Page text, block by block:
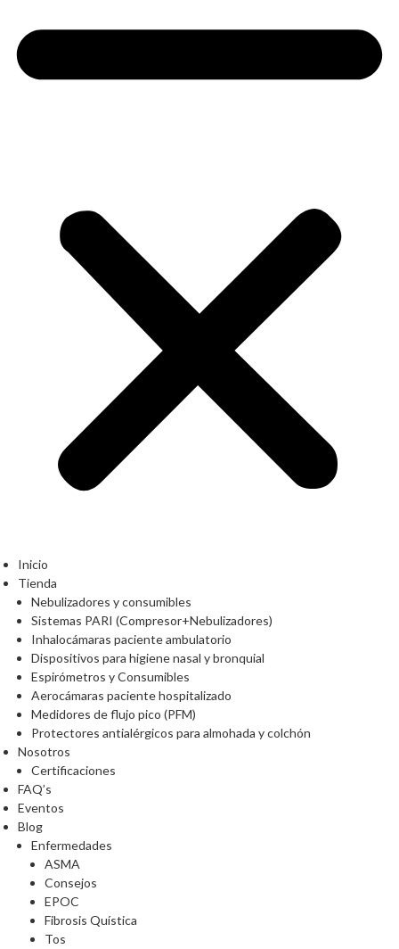
Inicio
Tienda
Nebulizadores y consumibles
Sistemas PARI (Compresor+Nebulizadores)
Inhalocámaras paciente ambulatorio
Dispositivos para higiene nasal y bronquial
Espirómetros y Consumibles
Aerocámaras paciente hospitalizado
Medidores de flujo pico (PFM)
Protectores antialérgicos para almohada y colchón
Nosotros
Certificaciones
FAQ’s
Eventos
Blog
Enfermedades
ASMA
Consejos
EPOC
Fibrosis Quística
Tos